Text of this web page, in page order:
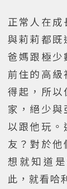
正常人在
與莉莉都既
爸媽跟極少
前住的高
得起，所以
家，絕少
以跟他玩
友？對於他
想就知道
此，就看哈